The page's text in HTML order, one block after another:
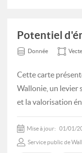
Potentiel
Donnée
Cette carte
Wallonie, un levier
et la valorisation
Mise à jour: 01/01/
Service public de